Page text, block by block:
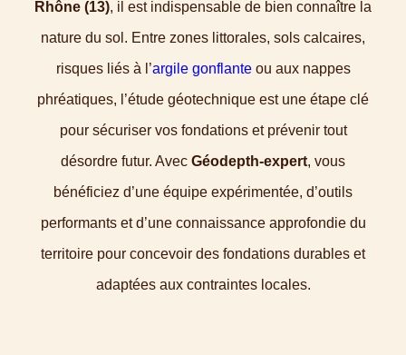
Rhône (13), il est indispensable de bien connaître la
nature du sol. Entre zones littorales, sols calcaires,
risques liés à l’argile gonflanteou aux nappes
phréatiques, l’étude géotechnique est une étape clé
pour sécuriser vos fondations et prévenir tout
désordre futur. Avec Géodepth-expert, vous
bénéficiez d’une équipe expérimentée, d’outils
performants et d’une connaissance approfondie du
territoire pour concevoir des fondations durables et
adaptées aux contraintes locales.